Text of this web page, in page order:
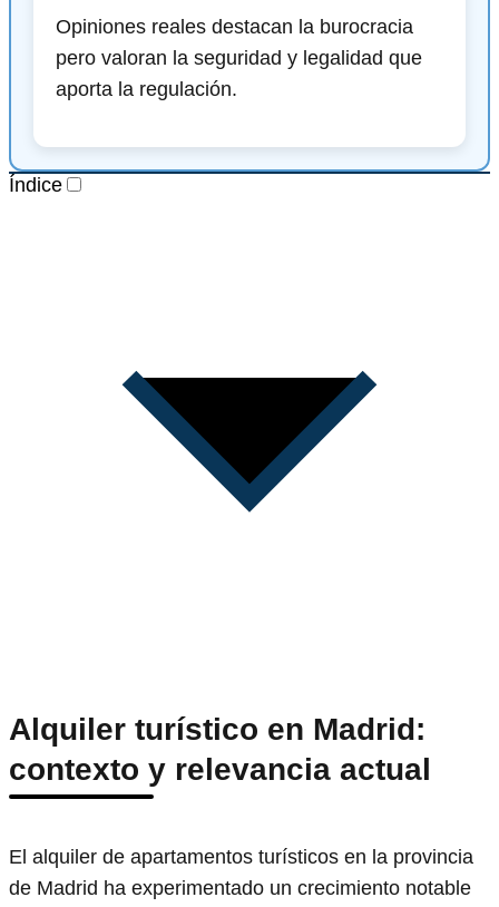
Opiniones reales destacan la burocracia
pero valoran la seguridad y legalidad que
aporta la regulación.
Índice
Alquiler turístico en Madrid:
contexto y relevancia actual
El alquiler de apartamentos turísticos en la provincia
de Madrid ha experimentado un crecimiento notable